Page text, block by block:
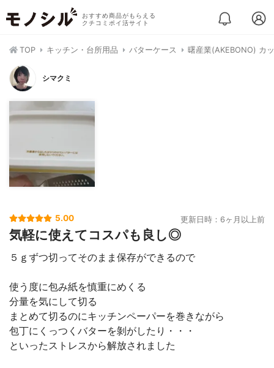
おすすめ商品がもらえる
クチコミポイ活サイト
TOP キッチン・台所用品 バターケース 曙産業(AKEBONO) カ
シマクミ
5.00 更新日時：6ヶ月以上前
気軽に使えてコスパも良し◎
５ｇずつ切ってそのまま保存ができるので
使う度に包み紙を慎重にめくる
分量を気にして切る
まとめて切るのにキッチンペーパーを巻きながら
包丁にくっつくバターを剝がしたり・・・
といったストレスから解放されました